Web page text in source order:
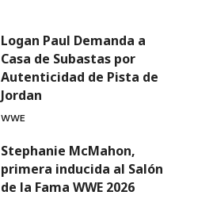
Logan Paul Demanda a
Casa de Subastas por
Autenticidad de Pista de
Jordan
WWE
Stephanie McMahon,
primera inducida al Salón
de la Fama WWE 2026